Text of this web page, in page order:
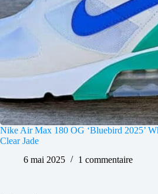
Nike Air Max 180 OG ‘Bluebird 2025’
Clear Jade
6 mai 2025
1 commentaire